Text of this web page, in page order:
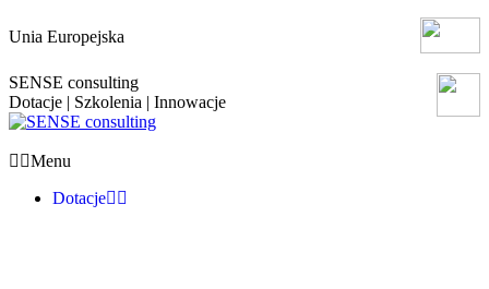
Unia Europejska
SENSE consulting
Dotacje | Szkolenia | Innowacje
Menu
Dotacje